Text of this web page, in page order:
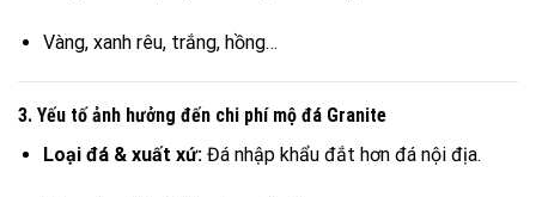
Vàng, xanh rêu, trắng, hồng…
3. Yếu tố ảnh hưởng đến chi phí mộ đá Granite
Loại đá & xuất xứ:Đá nhập khẩu đắt hơn đá nội địa.